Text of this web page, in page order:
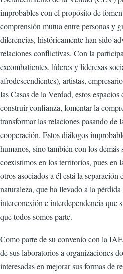
improbables con el propósito de
comprensión mutua entre personas y
diferencias, históricamente han sido
relaciones conflictivas. Con la
excombatientes, líderes y lideresas
afrodescendientes), artistas,
las Casas de la Verdad, estos
construir confianza, fomentar la
transformar las relaciones pasando de
cooperación. Estos diálogos
humanos, sino también con los demás
coexistimos en los territorios, pues en
otros asociados a él está la separación
naturaleza, que ha llevado a la
interconexión e interdependencia que
que todos somos parte.
Como parte de su convenio con la
de sus laboratorios a organizaciones
interesadas en mejorar sus formas de